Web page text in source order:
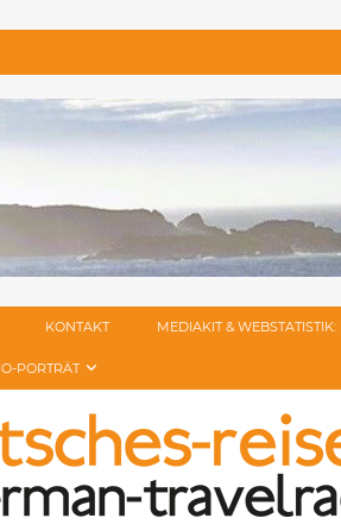
KONTAKT MEDIAKIT &
PORTRÄT